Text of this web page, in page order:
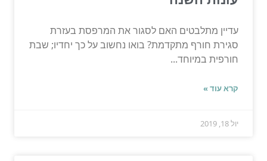
עדיין מתלבטים האם לסגור את המרפסת בעזרת
סגירת חורף מתקדמת? בואו נחשוב על כך יחדיו; שבת
חורפית במיוחד...
קרא עוד »
יול 18, 2019